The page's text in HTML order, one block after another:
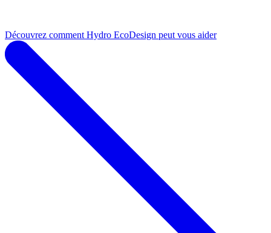
Découvrez comment Hydro EcoDesign peut vous aider